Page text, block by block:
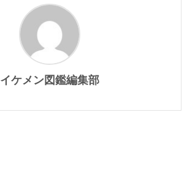
イケメン図鑑編集部